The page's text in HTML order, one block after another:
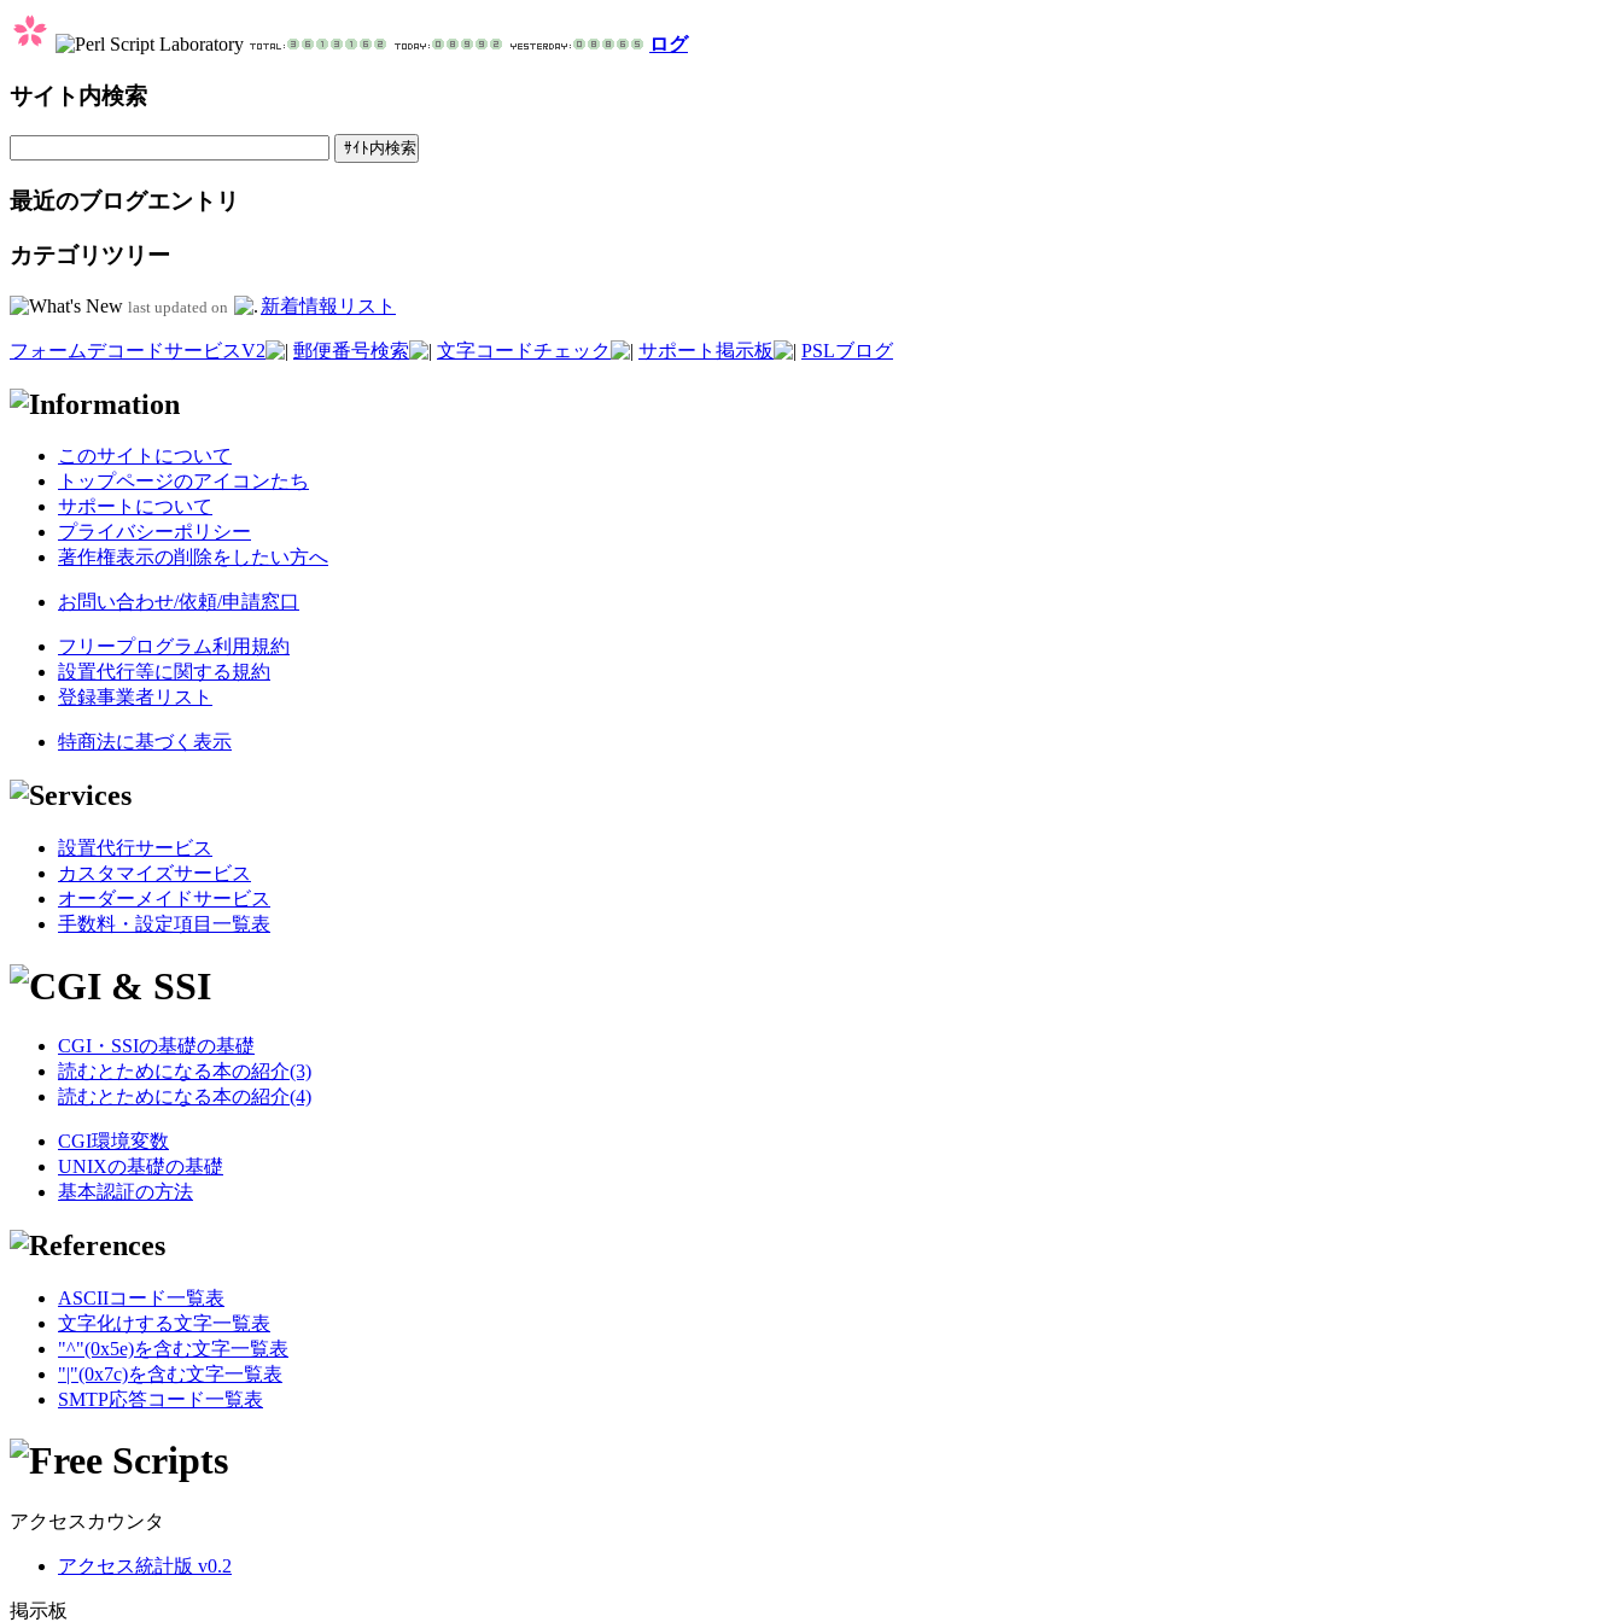
ログ
サイト内検索
最近のブログエントリ
カテゴリツリー
last updated on 新着情報リスト
フォームデコードサービスV2 郵便番号検索 文字コードチェック サポート掲示板 PSLブログ
このサイトについて
トップページのアイコンたち
サポートについて
プライバシーポリシー
著作権表示の削除をしたい方へ
お問い合わせ/依頼/申請窓口
フリープログラム利用規約
設置代行等に関する規約
登録事業者リスト
特商法に基づく表示
設置代行サービス
カスタマイズサービス
オーダーメイドサービス
手数料・設定項目一覧表
CGI・SSIの基礎の基礎
読むとためになる本の紹介(3)
読むとためになる本の紹介(4)
CGI環境変数
UNIXの基礎の基礎
基本認証の方法
ASCIIコード一覧表
文字化けする文字一覧表
"^"(0x5e)を含む文字一覧表
"|"(0x7c)を含む文字一覧表
SMTP応答コード一覧表
アクセスカウンタ
アクセス統計版 v0.2
掲示板